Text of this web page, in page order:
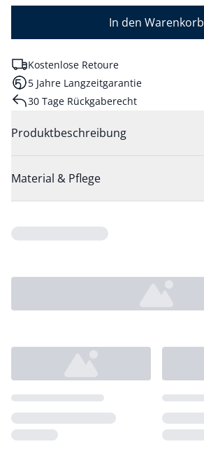
In den Warenkorb
Kostenlose Retoure
5 Jahre Langzeitgarantie
30 Tage Rückgaberecht
Produktbeschreibung
Material & Pflege